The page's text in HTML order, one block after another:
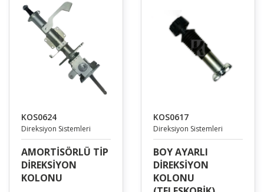
Medya
İletişim
KOS0624
Direksiyon Sistemleri
AMORTİSÖRLÜ TİP
DİREKSİYON
KOLONU
KOS0617
Direksiyon Sistemleri
BOY AYARLI
DİREKSİYON
KOLONU